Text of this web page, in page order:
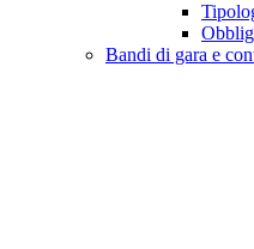
Bandi di gara e